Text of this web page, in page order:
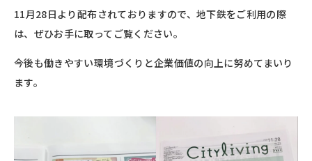
11月28日より配布されておりますので、地下鉄をご利用の際
は、ぜひお手に取ってご覧ください。
今後も働きやすい環境づくりと企業価値の向上に努めてまいり
ます。